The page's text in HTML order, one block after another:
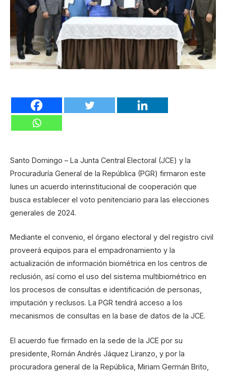
Santo Domingo – La Junta Central Electoral (JCE) y la
Procuraduría General de la República (PGR) firmaron este
lunes un acuerdo interinstitucional de cooperación que
busca establecer el voto penitenciario para las elecciones
generales de 2024.
Mediante el convenio, el órgano electoral y del registro civil
proveerá equipos para el empadronamiento y la
actualización de información biométrica en los centros de
reclusión, así como el uso del sistema multibiométrico en
los procesos de consultas e identificación de personas,
imputación y reclusos. La PGR tendrá acceso a los
mecanismos de consultas en la base de datos de la JCE.
El acuerdo fue firmado en la sede de la JCE por su
presidente, Román Andrés Jáquez Liranzo, y por la
procuradora general de la República, Miriam Germán Brito,